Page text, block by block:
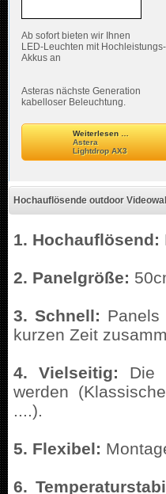
Ab sofort bieten wir Ihnen
LED-Leuchten mit Hochleistungs-
Akkus an
Asteras nächste Generation
kabelloser Beleuchtung.
Weiterlesen …
Astera
Lightdrop AX3
Hochauflösende outdoor
1. Hochauflösend:
2. Panelgröße:
3. Schnell:
kurzen Zeit
4. Vielseitig: Die
werden
....).
5. Flexibel:
6.